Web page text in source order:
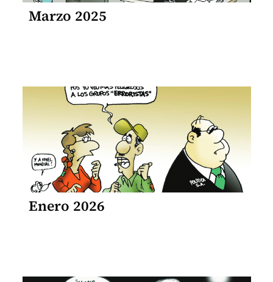
Marzo 2025
Enero 2026